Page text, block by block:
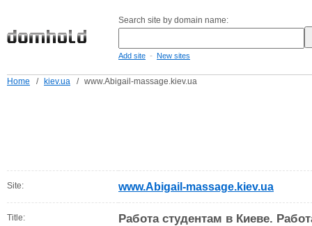
Search site by domain name:
Add site - New sites
Home / kiev.ua / www.Abigail-massage.kiev.ua
Site: www.Abigail-massage.kiev.ua
Title: Работа студентам в Киеве.